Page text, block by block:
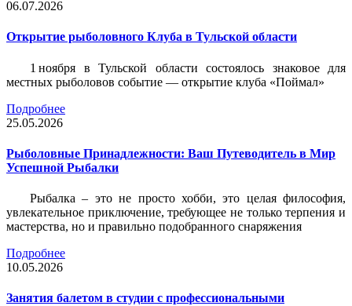
06.07.2026
Открытие рыболовного Клуба в Тульской области
1 ноября в Тульской области состоялось знаковое для
местных рыболовов событие — открытие клуба «Поймал»
Подробнее
25.05.2026
Рыболовные Принадлежности: Ваш Путеводитель в Мир
Успешной Рыбалки
Рыбалка – это не просто хобби, это целая философия,
увлекательное приключение, требующее не только терпения и
мастерства, но и правильно подобранного снаряжения
Подробнее
10.05.2026
Занятия балетом в студии с профессиональными